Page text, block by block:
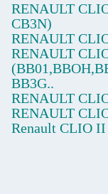
RENAULT
CB3N)
RENAULT
RENAULT
BB3G..
RENAULT
RENAULT
Renault CLIO